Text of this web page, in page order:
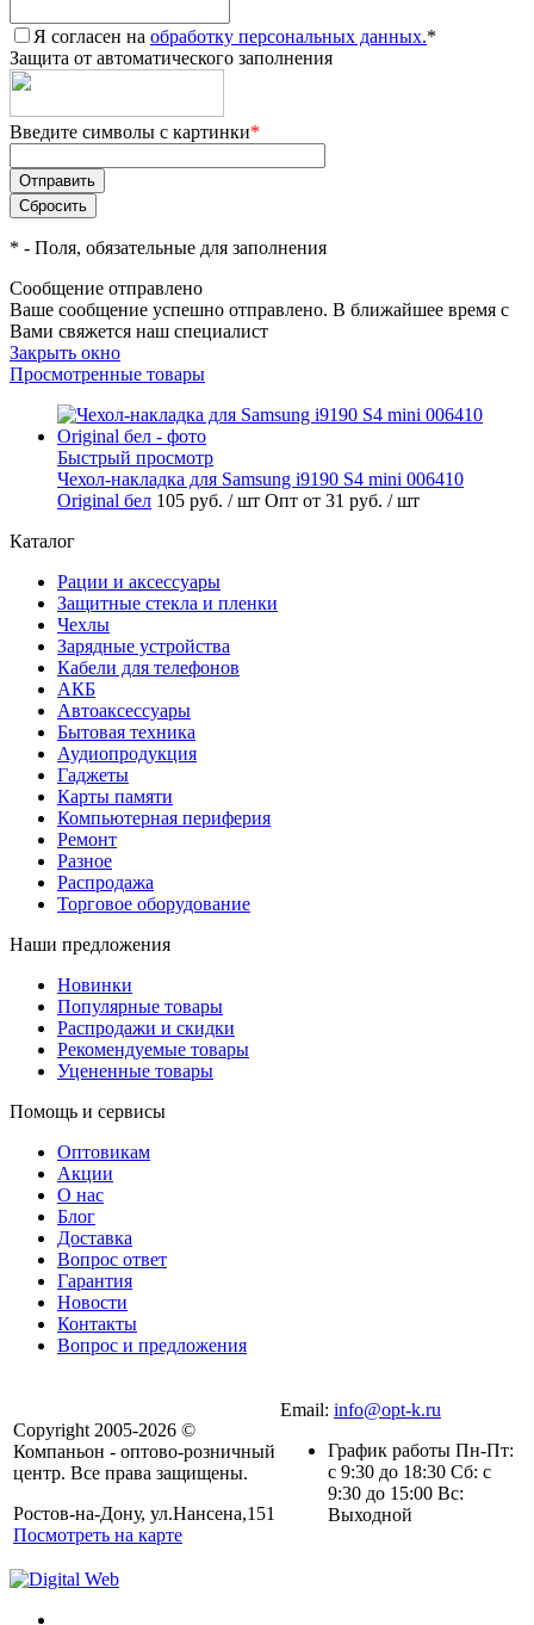
Я согласен на обработку персональных данных.*
Защита от автоматического заполнения
Введите символы с картинки*
* - Поля, обязательные для заполнения
Сообщение отправлено
Ваше сообщение успешно отправлено. В ближайшее время с
Вами свяжется наш специалист
Закрыть окно
Просмотренные товары
Быстрый просмотр
Чехол-накладка для Samsung i9190 S4 mini 006410
Original бел 105 руб. / шт Опт от 31 руб. / шт
Каталог
Рации и аксессуары
Защитные стекла и пленки
Чехлы
Зарядные устройства
Кабели для телефонов
АКБ
Автоаксессуары
Бытовая техника
Аудиопродукция
Гаджеты
Карты памяти
Компьютерная периферия
Ремонт
Разное
Распродажа
Торговое оборудование
Наши предложения
Новинки
Популярные товары
Распродажи и скидки
Рекомендуемые товары
Уцененные товары
Помощь и сервисы
Оптовикам
Акции
О нас
Блог
Доставка
Вопрос ответ
Гарантия
Новости
Контакты
Вопрос и предложения
Copyright 2005-2026 ©
Компаньон - оптово-розничный
центр. Все права защищены.
Ростов-на-Дону, ул.Нансена,151
Посмотреть на карте
Email: info@opt-k.ru
График работы Пн-Пт:
с 9:30 до 18:30 Сб: с
9:30 до 15:00 Вс:
Выходной